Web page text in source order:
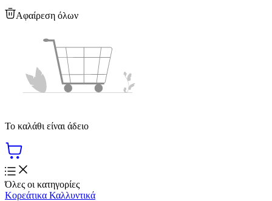
Αφαίρεση όλων
Το καλάθι είναι άδειο
Όλες οι κατηγορίες
Κορεάτικα Καλλυντικά